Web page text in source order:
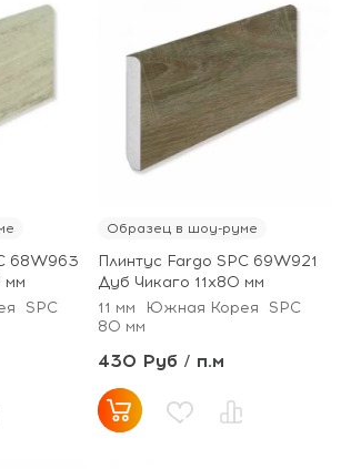
68W963
мм
SPC
Образец в шоу-руме
Плинтус Fargo SPC 69W921
Дуб Чикаго 11х80 мм
11 мм
Южная Корея
SPC
80 мм
430 Руб / п.м